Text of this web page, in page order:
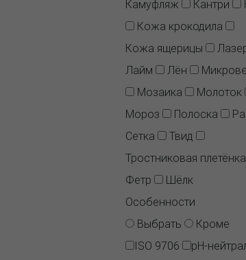
Камуфляж
Кантри
Кожа крокодила
Кожа ящерицы
Лайм
Лён
Мозаика
Молоток
Мороз
Полоска
Сетка
Твид
Тростниковая плетёнка
Фетр
Шёлк
Особенности
Выбрать
Кроме
ISO 9706
pH-